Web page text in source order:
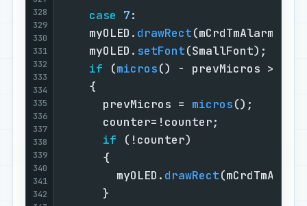
328
329
330
331
332
333
334
335
336
337
338
339
340
341
342
case 7
    myOLED.
drawRect(mCrdTmAlarm[
    myOLED.
setFont
if (micros() - prevMicros >
      prevMicros =
micros
if
        myOLED.
drawRect